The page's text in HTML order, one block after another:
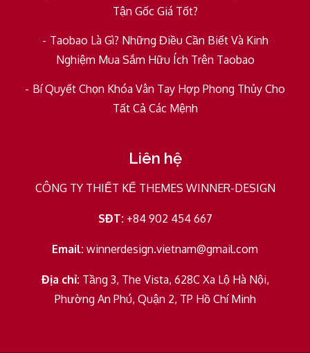
Tận Gốc Giá Tốt?
Taobao Là Gì? Những Điều Cần Biết Và Kinh
Nghiệm Mua Sắm Hữu Ích Trên Taobao
Bí Quyết Chọn Khóa Vân Tay Hợp Phong Thủy Cho
Tất Cả Các Mệnh
Liên hệ
CÔNG TY THIẾT KẾ THEMES WINNER-DESIGN
SĐT: +84 902 454 667
Email: winnerdesign.vietnam@gmail.com
Địa chỉ: Tầng 3, The Vista, 628C Xa Lộ Hà Nội,
Phường An Phú, Quận 2, TP Hồ Chí Minh